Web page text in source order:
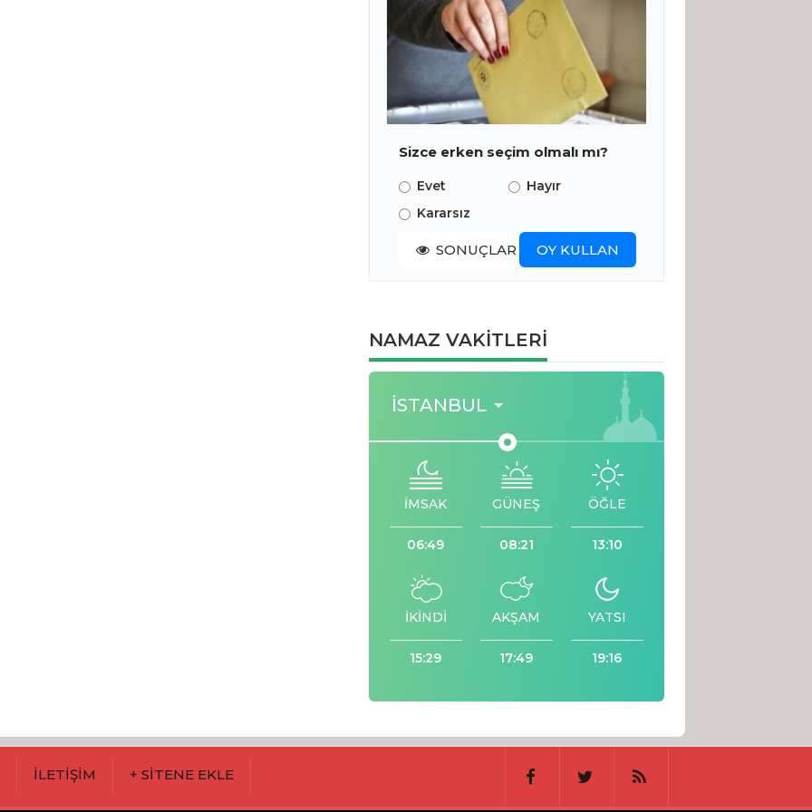
Sizce erken seçim olmalı mı?
Evet
Hayır
Kararsız
SONUÇLAR OY KULLAN
NAMAZ VAKİTLERİ
İSTANBUL
İMSAK
06:49
GÜNEŞ
08:21
ÖĞLE
13:10
İKİNDİ
15:29
AKŞAM
17:49
YATSI
19:16
İLETİŞİM + SİTENE EKLE